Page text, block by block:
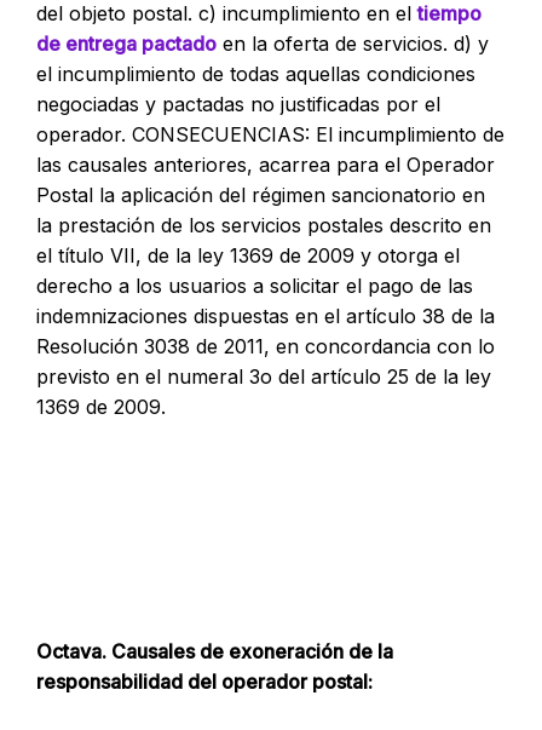
del objeto postal. c) incumplimiento en eltiempo
de entrega pactado en la oferta de servicios. d) y
el incumplimiento de todas aquellas condiciones
negociadas y pactadas no justificadas por el
operador. CONSECUENCIAS: El incumplimiento de
las causales anteriores, acarrea para el Operador
Postal la aplicación del régimen sancionatorio en
la prestación de los servicios postales descrito en
el título VII, de la ley 1369 de 2009 y otorga el
derecho a los usuarios a solicitar el pago de las
indemnizaciones dispuestas en el artículo 38 de la
Resolución 3038 de 2011, en concordancia con lo
previsto en el numeral 3o del artículo 25 de la ley
1369 de 2009.
Octava. Causales de exoneración de la
responsabilidad del operador postal: